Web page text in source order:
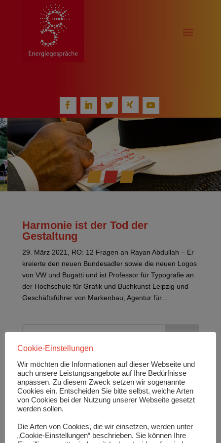
Harmonie ist der Tod der
Gestaltung
29. März 2021, RO: 12 Fragen an Rayan Abdullah – Er
kreierte den neuen Bundesadler sowie die neuen Logos
von VW und Bugatti und ist Professor für Typografie an
der Hochschule für Grafik und Buchkunst Leipzig und
Geschäftsführer von Markenbau, Agentur für...
Neueste Beiträge
Hier die Einschätzung von Karsten Rogall,
kaufmännischer Geschäftsführer der Stadtwerke
Leipzig GmbH und Geschäftsführer der LVV
Leipziger Versorgungs‐ und Verkehrsgesellschaft
mbH (22):
Bedingungen und Chancen der
Energiewende beachten!
Cookie-Einstellungen
Wir möchten die Informationen auf dieser Webseite und
auch unsere Leistungsangebote auf Ihre Bedürfnisse
anpassen. Zu diesem Zweck setzen wir sogenannte
Cookies ein. Entscheiden Sie bitte selbst, welche Arten
von Cookies bei der Nutzung unserer Webseite gesetzt
werden sollen.
Die Arten von Cookies, die wir einsetzen, werden unter
„Cookie-Einstellungen“ beschrieben. Sie können Ihre